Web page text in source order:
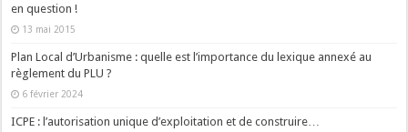
en question !
13 mai 2015
Plan Local d’Urbanisme : quelle est l’importance du lexique annexé au
règlement du PLU ?
6 février 2024
ICPE : l’autorisation unique d’exploitation et de construire…